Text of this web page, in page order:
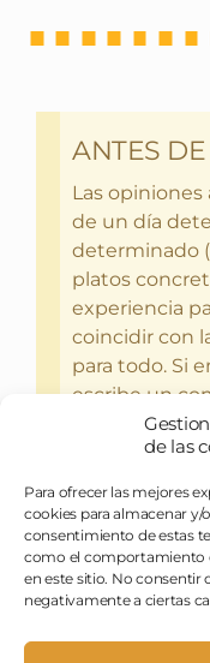
de las
Para ofrecer las mejores
cookies para almacenar y/
consentimiento de estas
como el comportamiento
en este sitio. No consentir
negativamente a ciertas
ANTES
Las opiniones
de un día
determinado
platos
experiencia
coincidir con
para todo. Si
escribe un
del bebercio